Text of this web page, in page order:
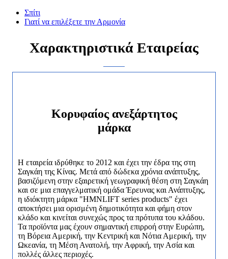
Σπίτι
Γιατί να επιλέξετε την Αρμονία
Χαρακτηριστικά Εταιρείας
Κορυφαίος ανεξάρτητος
μάρκα
Η εταιρεία ιδρύθηκε το 2012 και έχει την έδρα της στη
Σαγκάη της Κίνας. Μετά από δώδεκα χρόνια ανάπτυξης,
βασιζόμενη στην εξαιρετική γεωγραφική θέση στη Σαγκάη
και σε μια επαγγελματική ομάδα Έρευνας και Ανάπτυξης,
η ιδιόκτητη μάρκα "HMNLIFT series products" έχει
αποκτήσει μια ορισμένη δημοτικότητα και φήμη στον
κλάδο και κινείται συνεχώς προς τα πρότυπα του κλάδου.
Τα προϊόντα μας έχουν σημαντική επιρροή στην Ευρώπη,
τη Βόρεια Αμερική, την Κεντρική και Νότια Αμερική, την
Ωκεανία, τη Μέση Ανατολή, την Αφρική, την Ασία και
πολλές άλλες περιοχές.